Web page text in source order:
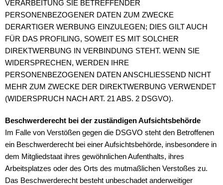
VERARBEITUNG SIE BETREFFENDER
PERSONENBEZOGENER DATEN ZUM ZWECKE
DERARTIGER WERBUNG EINZULEGEN; DIES GILT AUCH
FÜR DAS PROFILING, SOWEIT ES MIT SOLCHER
DIREKTWERBUNG IN VERBINDUNG STEHT. WENN SIE
WIDERSPRECHEN, WERDEN IHRE
PERSONENBEZOGENEN DATEN ANSCHLIESSEND NICHT
MEHR ZUM ZWECKE DER DIREKTWERBUNG VERWENDET
(WIDERSPRUCH NACH ART. 21 ABS. 2 DSGVO).
Beschwerderecht bei der zuständigen Aufsichtsbehörde
Im Falle von Verstößen gegen die DSGVO steht den Betroffenen
ein Beschwerderecht bei einer Aufsichtsbehörde, insbesondere in
dem Mitgliedstaat ihres gewöhnlichen Aufenthalts, ihres
Arbeitsplatzes oder des Orts des mutmaßlichen Verstoßes zu.
Das Beschwerderecht besteht unbeschadet anderweitiger